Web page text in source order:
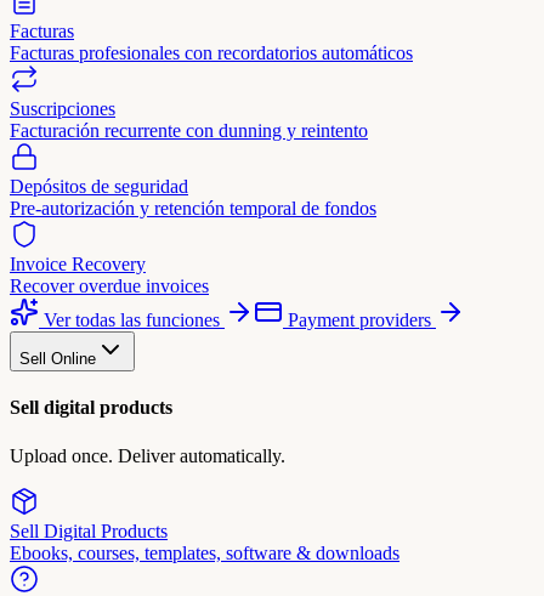
Facturas
Facturas profesionales con recordatorios automáticos
Suscripciones
Facturación recurrente con dunning y reintento
Depósitos de seguridad
Pre-autorización y retención temporal de fondos
Invoice Recovery
Recover overdue invoices
Ver todas las funciones
Payment providers
Sell Online
Sell digital products
Upload once. Deliver automatically.
Sell Digital Products
Ebooks, courses, templates, software & downloads